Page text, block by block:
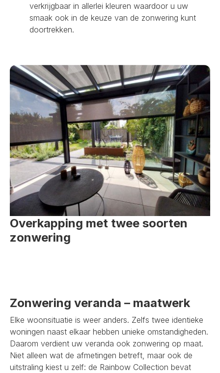
verkrijgbaar in allerlei kleuren waardoor u uw
smaak ook in de keuze van de zonwering kunt
doortrekken.
Overkapping met twee soorten
zonwering
Zonwering veranda – maatwerk
Elke woonsituatie is weer anders. Zelfs twee identieke
woningen naast elkaar hebben unieke omstandigheden.
Daarom verdient uw veranda ook zonwering op maat.
Niet alleen wat de afmetingen betreft, maar ook de
uitstraling kiest u zelf: de Rainbow Collection bevat